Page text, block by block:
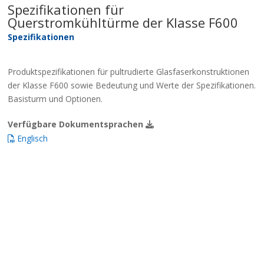
Spezifikationen für
Querstromkühltürme der Klasse F600
Spezifikationen
Produktspezifikationen für pultrudierte Glasfaserkonstruktionen
der Klasse F600 sowie Bedeutung und Werte der Spezifikationen.
Basisturm und Optionen.
Verfügbare Dokumentsprachen
Englisch